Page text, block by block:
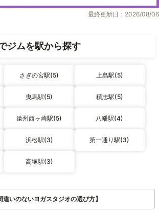
最終更新日：2026/08/06
ジムを駅から探す
さぎの宮駅(5) 上島駅(5)
曳馬駅(5) 積志駅(5)
遠州西ヶ崎駅(5) 八幡駅(4)
浜松駅(3) 第一通り駅(3)
高塚駅(3)
違いのないヨガスタジオの選び方】